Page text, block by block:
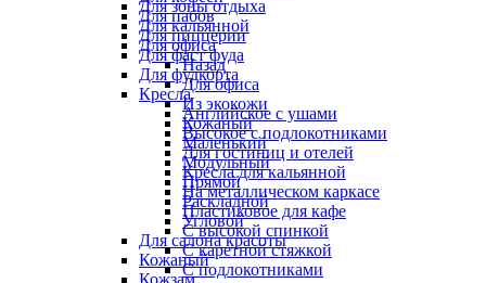
Для пабов
Для пиццерии
Для фаст фуда
Для фудкорта
Кресла
Английское с ушами
Высокое с подлокотниками
Для гостиниц и отелей
Кресла для кальянной
На металлическом каркасе
Пластиковое для кафе
С высокой спинкой
С каретной стяжкой
С подлокотниками
Для зоны отдыха
Для кальянной
Для офиса
Назад
Для офиса
Из экокожи
Кожаный
Маленький
Модульный
Прямой
Раскладной
Угловой
Для салона красоты
Кожаный
Кожзам